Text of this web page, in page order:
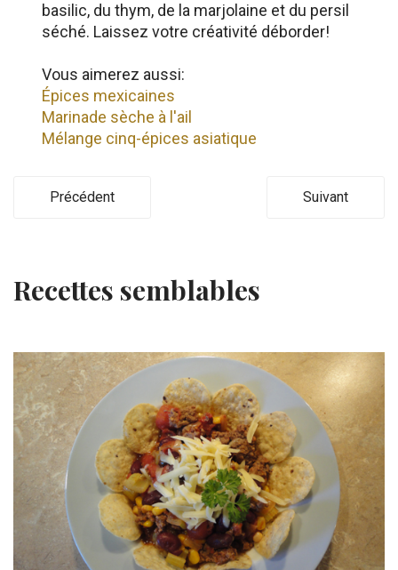
basilic, du thym, de la marjolaine et du persil
séché. Laissez votre créativité déborder!
Vous aimerez aussi:
Épices mexicaines
Marinade sèche à l'ail
Mélange cinq-épices asiatique
Précédent Suivant
Recettes semblables